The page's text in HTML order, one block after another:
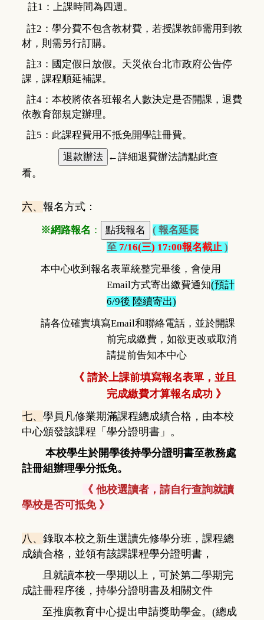
註1：上課時間為四週。
註2： 學分費不包含教材費，若授課教師需用到教
材，則需另行訂購。
註3：國定假日放假。天災依台北市政府公告停
課，課程順延補課。
註4：本校將依各班報名人數決定是否開課，退費
依教育部規定辦理。
註5：此課程費用不抵免開學註冊費。
←詳細退費辦法請點此查
看。
六、 報名方式：
※網路報名 ：
( 報名延長
至 7/16(三) 17:00報名截止 )
本中心收到報名表單統整完畢後，會使用
Email方式寄出繳費通知(預計
6/9後 陸續寄出)
請各位確實填寫Email和聯絡電話， 並於開課
前完成繳費，如欲更改或取消
請提前告知本中心
《 請於上課前填寫報名表單，並且
完成繳費才算報名成功 》
七、 學員凡修業期滿課程總成績合格，由本校
中心頒發該課程「學分證明書」。
本校學生於開學後持學分證明書至教務處
註冊組辦理學分抵免。
《 他校選讀者，請自行查詢就讀
學校是否可抵免 》
八、 錄取本校之新生選讀先修學分班，課程總
成績合格， 並領有該課課程學分證明書，
且就讀本校一學期以上， 可於第二學期完
成註冊程序後， 持學分證明書及相關文件
至推廣教育中心提出申請獎助學金。(總成